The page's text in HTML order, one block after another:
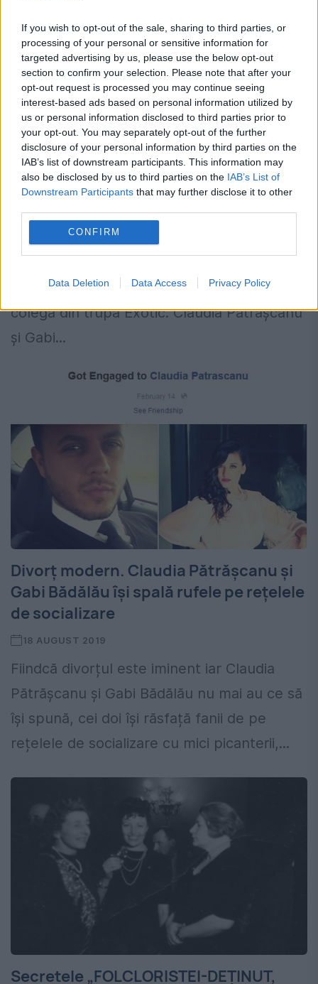
If you wish to opt-out of the sale, sharing to third parties, or
processing of your personal or sensitive information for
targeted advertising by us, please use the below opt-out
section to confirm your selection. Please note that after your
opt-out request is processed you may continue seeing
interest-based ads based on personal information utilized by
us or personal information disclosed to third parties prior to
your opt-out. You may separately opt-out of the further
disclosure of your personal information by third parties on the
IAB’s list of downstream participants. This information may
also be disclosed by us to third parties on the IAB’s List of
Downstream Participants that may further disclose it to other
CONFIRM
Data Deletion Data Access Privacy Policy
Scandal monden cu fiul unui ministru
și Claudia Pătrășcanu. Ce rol are
Andreea Bănică
13 SEPTEMBRIE 2019
Claudia Pătrăşcanu, izgonită din casă de
se mute de către Andreea Bănică, fosta ei
colegă din trupa Exotic. Claudia Pătrășcanu
şi Gabi...
Divorț modern. Claudia Pătrășcanu și
Gabi Bădălău își spală rufele pe rețelele
de socializare
18 AUGUST 2019
Fiindcă divorțul este iminent iar Claudia
Pătrășcanu și Gabi Bădălău nu mai au ce să
își spună, cei doi își răsfață fanii de pe
rețelele de socializare cu mici picanterii,...
Secretele „FOLCLORISTEI-DEȚINUT,